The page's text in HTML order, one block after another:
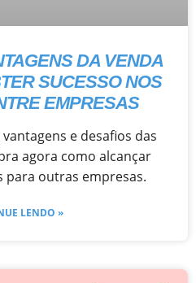
DA VENDA
SUCESSO NOS
EMPRESAS
e desafios das
agora como alcançar
para outras empresas.
LENDO »